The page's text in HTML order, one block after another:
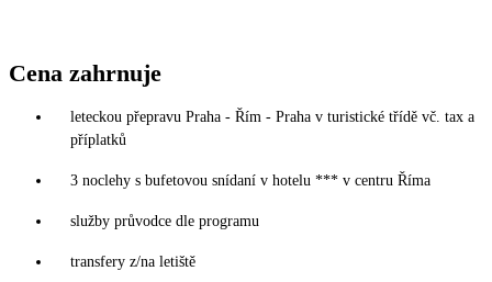
Cena zahrnuje
leteckou přepravu Praha - Řím - Praha v turistické třídě vč. tax a
příplatků
3 noclehy s bufetovou snídaní v hotelu *** v centru Říma
služby průvodce dle programu
transfery z/na letiště